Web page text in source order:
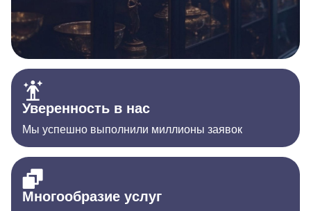
Уверенность в нас
Мы успешно выполнили миллионы заявок
Многообразие услуг